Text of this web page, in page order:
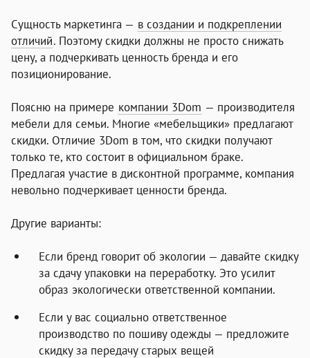
Сущность маркетинга — в создании и подкреплении
отличий. Поэтому скидки должны не просто снижать
цену, а подчеркивать ценность бренда и его
позиционирование.
Поясню на примере компании 3Dom — производителя
мебели для семьи. Многие «мебельщики» предлагают
скидки. Отличие 3Dom в том, что скидки получают
только те, кто состоит в официальном браке.
Предлагая участие в дисконтной программе, компания
невольно подчеркивает ценности бренда.
Другие варианты:
Если бренд говорит об экологии — давайте скидку
за сдачу упаковки на переработку. Это усилит
образ экологически ответственной компании.
Если у вас социально ответственное
производство по пошиву одежды — предложите
скидку за передачу старых вещей